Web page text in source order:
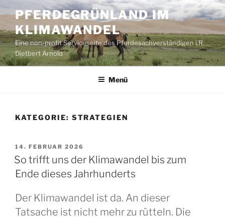
Inhalt
springen
PFERDEGRÜNLAND IM
KLIMAWANDEL
Eine non-profit Serviceseite des Pferdesachverständigen i.R.
Dietbert Arnold
Menü
KATEGORIE: STRATEGIEN
VERÖFFENTLICHT
AM
14. FEBRUAR 2026
So trifft uns der Klimawandel bis zum
Ende dieses Jahrhunderts
Der Klimawandel ist da. An dieser
Tatsache ist nicht mehr zu rütteln. Die